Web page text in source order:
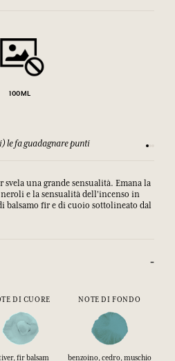
100ML
le fa guadagnare punti
una grande sensualità. Emana la
e la sensualità dell'incenso in
balsamo fir e di cuoio sottolineato dal
DI CUORE NOTE DI FONDO
fir balsam benzoino, cedro, muschio